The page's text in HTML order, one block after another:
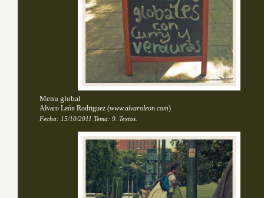
Menu global
Alvaro León Rodriguez (www.alvaroleon.com)
Fecha: 15/10/2011 Tema: 9. Textos.